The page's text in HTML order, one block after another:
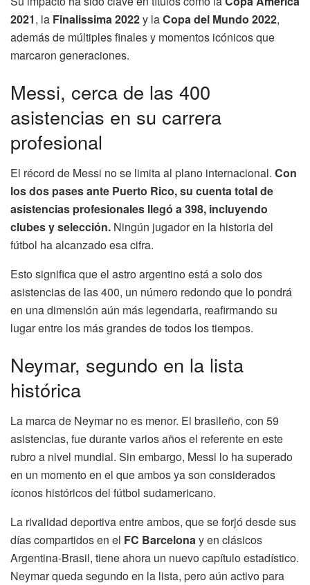
2021, la Finalissima 2022y laCopa del Mundo 2022,
además de múltiples finales y momentos icónicos que
marcaron generaciones.
Messi, cerca de las 400
asistencias en su carrera
profesional
El récord de Messi no se limita al plano internacional. Con
los dos pases ante Puerto Rico, su cuenta total de
asistencias profesionales llegó a 398, incluyendo
clubes y selección. Ningún jugador en la historia del
fútbol ha alcanzado esa cifra.
Esto significa que el astro argentino está a solo dos
asistencias de las 400, un número redondo que lo pondrá
en una dimensión aún más legendaria, reafirmando su
lugar entre los más grandes de todos los tiempos.
Neymar, segundo en la lista
histórica
La marca de Neymar no es menor. El brasileño, con 59
asistencias, fue durante varios años el referente en este
rubro a nivel mundial. Sin embargo, Messi lo ha superado
en un momento en el que ambos ya son considerados
íconos históricos del fútbol sudamericano.
La rivalidad deportiva entre ambos, que se forjó desde sus
días compartidos en el FC Barcelonay en clásicos
Argentina-Brasil, tiene ahora un nuevo capítulo estadístico.
Neymar queda segundo en la lista, pero aún activo para